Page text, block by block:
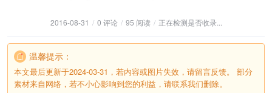
2016-08-31 / 0 评论 / 95 阅读 / 正在检测是否收录...
温馨提示：
本文最后更新于2024-03-31，若内容或图片失效，请留言反馈。 部分
素材来自网络，若不小心影响到您的利益，请联系我们删除。